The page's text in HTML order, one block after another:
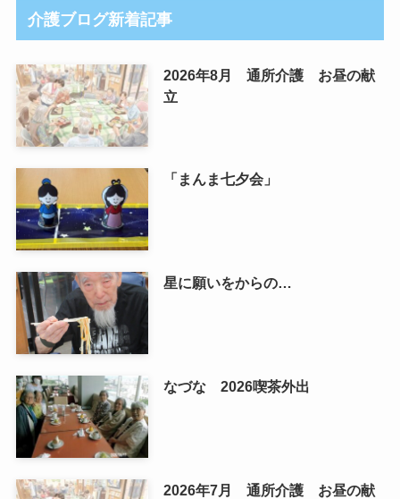
介護ブログ新着記事
2026年8月 通所介護 お昼の献
立
「まんま七夕会」
星に願いをからの…
なづな 2026喫茶外出
2026年7月 通所介護 お昼の献